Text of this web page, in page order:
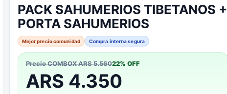
PACK SAHUMERIOS TIBETANOS +
PORTA SAHUMERIOS
Mejor precio comunidad Compra interna segura
Precio COMBOXARS 5.56022% OFF
ARS 4.350